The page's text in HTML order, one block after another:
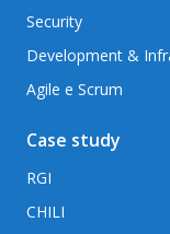
Security
Development &
Agile e Scrum
Case study
RGI
CHILI